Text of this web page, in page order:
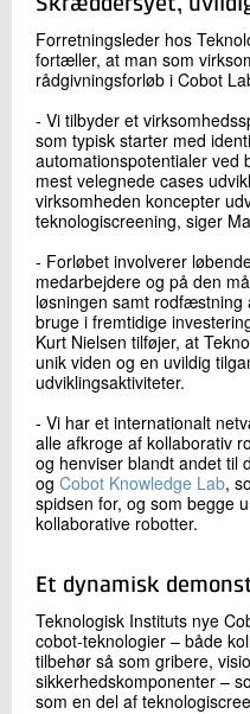
Forretningsleder hos
fortæller, at man som
rådgivningsforløb i Cobot
- Vi tilbyder et
som typisk starter med
automationspotentialer
mest velegnede cases
virksomheden koncepter
teknologiscreening, siger
- Forløbet involverer
medarbejdere og på den
løsningen samt rodfæstning
bruge i fremtidige
Kurt Nielsen tilføjer, at
unik viden og en uvildig
udviklingsaktiviteter.
- Vi har et internationalt
alle afkroge af kollaborativ
og henviser blandt andet til
og Cobot Knowledge Lab,
spidsen for, og som begge
kollaborative robotter.
Et dynamisk
Teknologisk Instituts nye
cobot-teknologier – både
tilbehør så som gribere,
sikkerhedskomponenter –
som en del af